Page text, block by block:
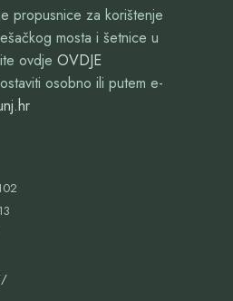
propusnice za korištenje
mosta i šetnice u
ovdje OVDJE
osobno ili putem e-